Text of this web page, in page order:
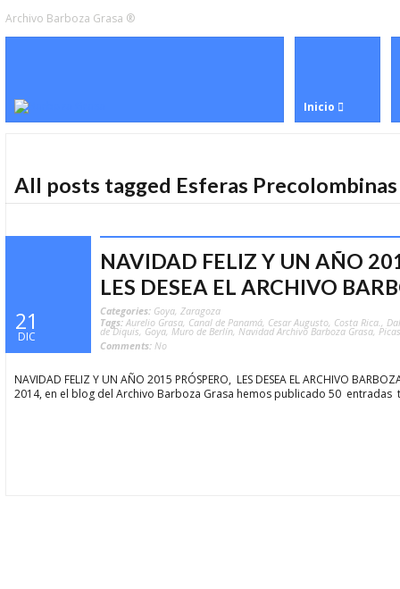
Archivo Barboza Grasa ®
Inicio
All posts tagged Esferas
21
DIC
NAVIDAD FELIZ Y UN AÑO
LES DESEA EL ARCHIVO
Categories: Goya, Zaragoza
Tags: Aurelio Grasa, Canal de Panamá, Cesar Augusto, Costa Rica.,
de Diquis, Goya, Muro de Berlín, Navidad Archivo Barboza Grasa,
Comments: No
NAVIDAD FELIZ Y UN AÑO 2015 PRÓSPERO, LES DESEA EL ARCHIVO
2014, en el blog del Archivo Barboza Grasa hemos publicado 50